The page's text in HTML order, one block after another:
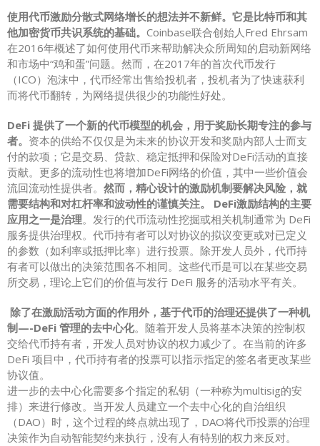
使用代币激励分散式网络增长的想法并不新鲜。它是比特币和其
他加密货币共识系统的基础。 Coinbase联合创始人Fred Ehrsam
在2016年概述了如何使用代币来帮助解决众所周知的启动新网络
和市场中“鸡和蛋”问题。然而，在2017年的首次代币发行
（ICO）泡沫中，代币经常出售给投机者，投机者为了快速获利
而将代币翻转，为网络提供很少的功能性好处。
DeFi 提供了一个新的代币模型的机会，用于奖励长期专注的参与
者。 资本的供给不仅仅是为未来的协议开发和奖励内部人士而支
付的款项；它是交易、贷款、稳定抵押和保险对DeFi活动的直接
贡献。更多的流动性也将增加DeFi网络的价值，其中一些价值会
流回流动性提供者。 然而，精心设计的激励机制要解决风险，就
需要结构和对杠杆率和波动性的谨慎关注。 DeFi激励结构的主要
应用之一是治理。发行的代币流动性挖掘或相关机制通常为 DeFi
服务提供治理权。代币持有者可以对协议的拟议变更或对已定义
的参数（如利率或抵押比率）进行投票。除开发人员外，代币持
有者可以做出的决策范围各不相同。这些代币是可以在某些交易
所交易，理论上它们的价值与发行 DeFi 服务的活动水平有关。
除了在激励活动方面的作用外，基于代币的治理还提供了一种机
制—-DeFi 管理的去中心化。随着开发人员将基本决策的控制权
交给代币持有者，开发人员对协议的权力减少了。在当前的许多
DeFi 项目中，代币持有者的投票可以指示指定的签名者更改某些
协议值。
进一步的去中心化需要多个指定的私钥（一种称为multisig的安
排）来进行修改。当开发人员建立一个去中心化的自治组织
（DAO）时，这个过程的终点就出现了，DAO将代币投票的治理
决策作为自动智能契约来执行，没有人有特别的权力来反对。